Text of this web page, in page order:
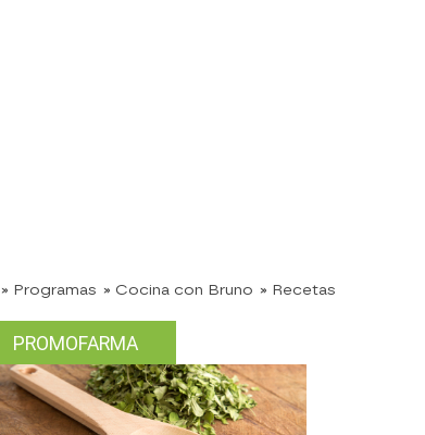
» Programas » Cocina con Bruno » Recetas
PROMOFARMA